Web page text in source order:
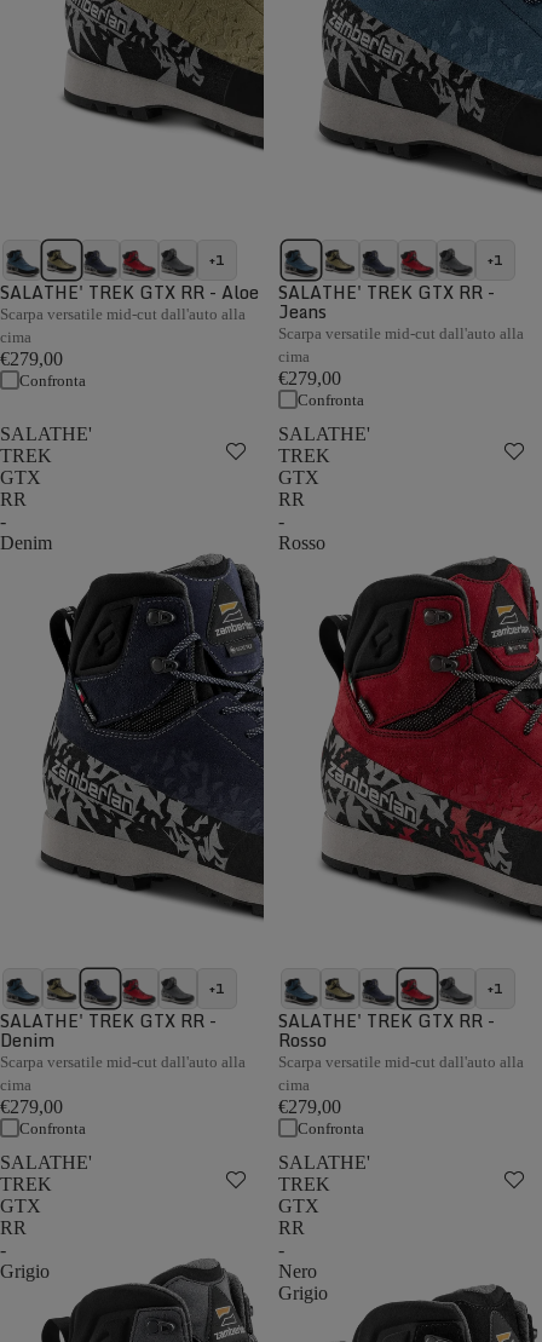
+1
SALATHE' TREK GTX RR - Aloe
Scarpa versatile mid-cut dall'auto alla
cima
€279,00
Confronta
+1
SALATHE' TREK GTX RR -
Jeans
Scarpa versatile mid-cut dall'auto alla
cima
€279,00
Confronta
SALATHE'
TREK
GTX
RR
-
Denim
+1
SALATHE' TREK GTX RR -
Denim
Scarpa versatile mid-cut dall'auto alla
cima
€279,00
Confronta
SALATHE'
TREK
GTX
RR
-
Rosso
+1
SALATHE' TREK GTX RR -
Rosso
Scarpa versatile mid-cut dall'auto alla
cima
€279,00
Confronta
SALATHE'
TREK
GTX
RR
-
Grigio
SALATHE'
TREK
GTX
RR
-
Nero
Grigio